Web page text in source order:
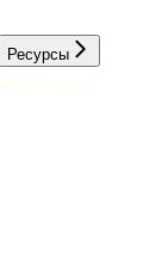
Ресурсы